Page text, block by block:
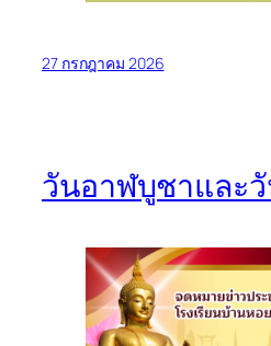
27 กรกฎาคม 2026
วันอาฬบูชาและ